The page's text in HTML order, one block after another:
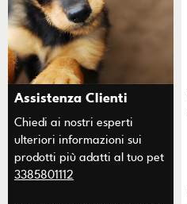
Assistenza Clienti
Chiedi ai nostri esperti
ulteriori informazioni sui
prodotti più adatti al tuo pet
3385801112